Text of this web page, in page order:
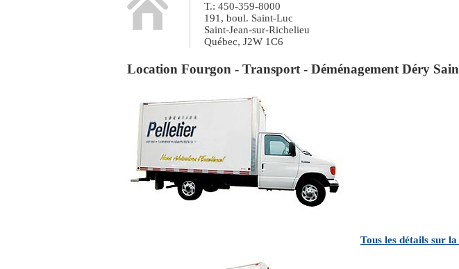
T.: 450-359-8000
191, boul. Saint-Luc
Saint-Jean-sur-Richelieu
Québec, J2W 1C6
Location Fourgon - Transport - Déménagement Déry
Tous les détails sur